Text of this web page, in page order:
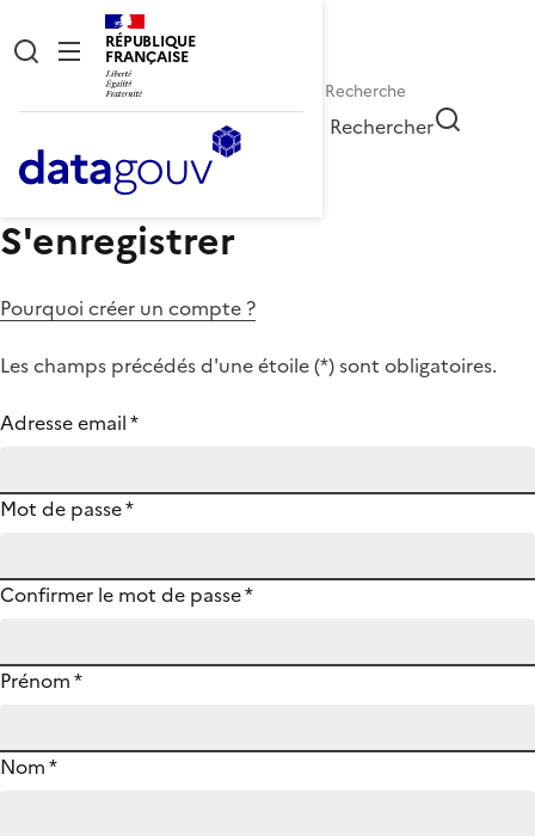
RÉPUBLIQUE
FRANÇAISE
Rechercher
S'enregistrer
Pourquoi créer un compte ?
Les champs précédés d'une étoile (*) sont obligatoires.
Adresse email*
Mot de passe*
Confirmer le mot de passe*
Prénom*
Nom*